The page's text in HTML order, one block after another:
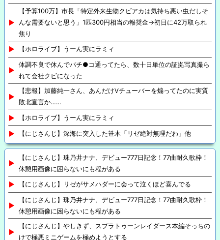
【予算100万】市長「特定外来生物クビアカは気持ち悪い虫だしそ
んな需要ないと思う」1匹300円相当の報奨金→初日に42万取られ
焦り
【ホロライブ】うーん実にラミィ
体調不良で休んでパチ●コ通ってたら、数十日単位の証拠写真撮ら
れて会社クビになった
【悲報】加藤純一さん、あんだけVチューバーを煽ってたのに実質
敗北宣言か……
【ホロライブ】うーん実にラミィ
【にじさんじ】深海に突入した笹木「リゼ絶対無理だわ」他
【にじさんじ】珠乃井ナナ、デビュー777日記念！77曲耐久歌枠！
休憩用画像に困らないにも程がある
【にじさんじ】リゼがサメハダーに会って泣くほど喜んでる
【にじさんじ】珠乃井ナナ、デビュー777日記念！77曲耐久歌枠！
休憩用画像に困らないにも程がある
【にじさんじ】やしきず、スプラトゥーンレイダース本編そっちの
けで極悪ミニゲームを極めようとする